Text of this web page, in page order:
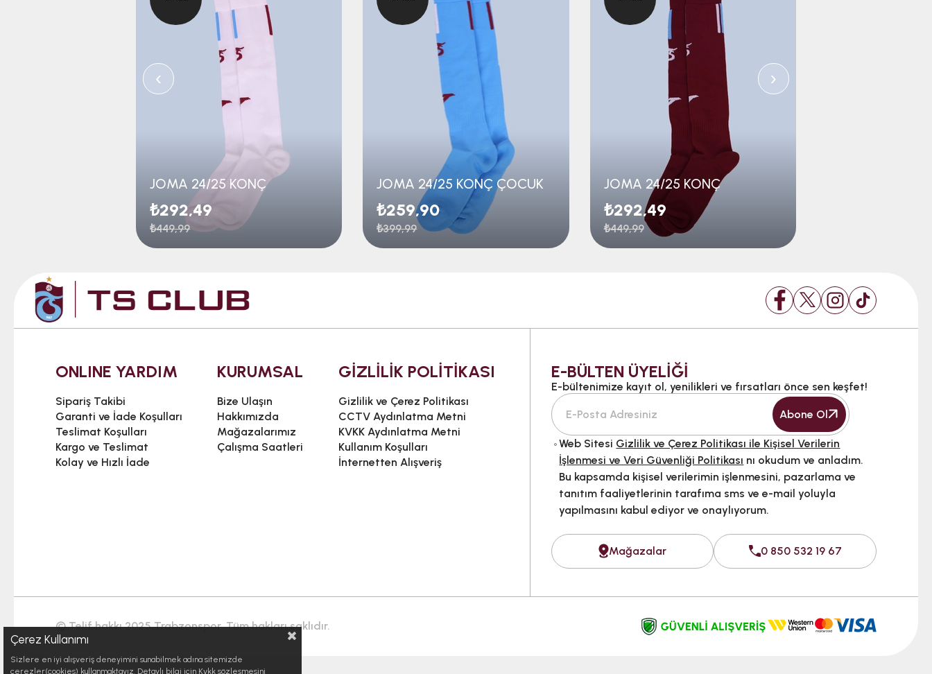
JOMA 24/25 KONÇ
₺292,49
₺449,99
JOMA 24/25 KONÇ ÇOCUK
₺259,90
₺399,99
JOMA 24/25 KONÇ
₺292,49
₺449,99
‹ ›
ONLINE YARDIM
Sipariş Takibi
Garanti ve İade Koşulları
Teslimat Koşulları
Kargo ve Teslimat
Kolay ve Hızlı İade
KURUMSAL
Bize Ulaşın
Hakkımızda
Mağazalarımız
Çalışma Saatleri
GİZLİLİK POLİTİKASI
Gizlilik ve Çerez Politikası
CCTV Aydınlatma Metni
KVKK Aydınlatma Metni
Kullanım Koşulları
İnternetten Alışveriş
E-BÜLTEN ÜYELİĞİ
E-bültenimize kayıt ol, yenilikleri ve fırsatları önce sen keşfet!
Abone Ol
Web Sitesi Gizlilik ve Çerez Politikası ile Kişisel Verilerin
İşlenmesi ve Veri Güvenliği Politikası nı okudum ve anladım.
Bu kapsamda kişisel verilerimin işlenmesini, pazarlama ve
tanıtım faaliyetlerinin tarafıma sms ve e-mail yoluyla
yapılmasını kabul ediyor ve onaylıyorum.
Mağazalar 0 850 532 19 67
© Telif hakkı 2025 Trabzonspor. Tüm hakları saklıdır.
Çerez Kullanımı
Sizlere en iyi alışveriş deneyimini sunabilmek adına sitemizde
çerezler(cookies) kullanmaktayız. Detaylı bilgi için Kvkk sözleşmesini